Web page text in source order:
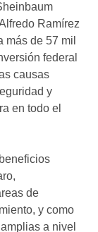
Ramírez
más de 57 mil
federal
causas
y
en todo el
de
y como
a nivel